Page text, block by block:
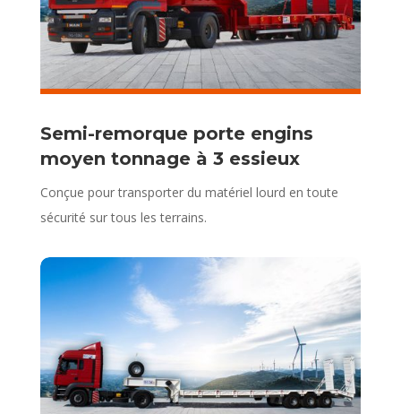
Semi-remorque porte engins
moyen tonnage à 3 essieux
Conçue pour transporter du matériel lourd en toute
sécurité sur tous les terrains.